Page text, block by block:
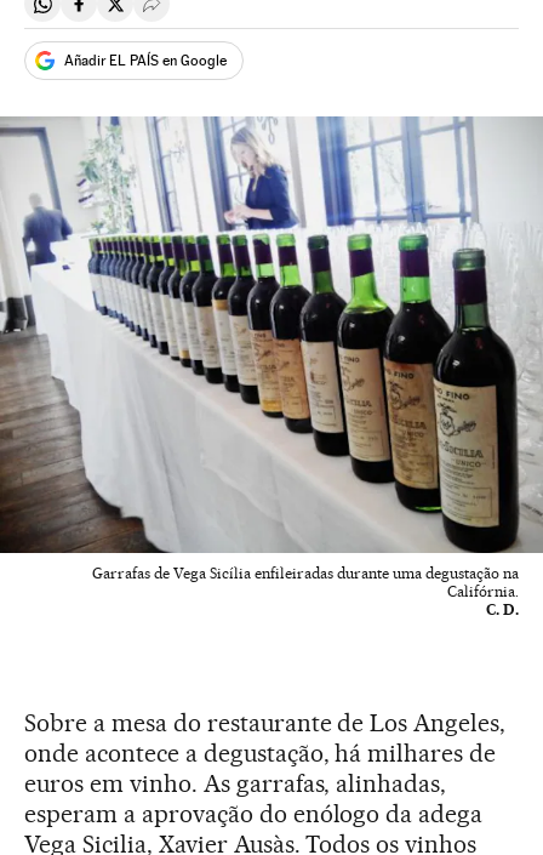
Compartir en Whatsapp
Compartir en Facebook
Compartir en Twitter
Desplegar Redes Sociales
Añadir EL PAÍS en Google
Garrafas de Vega Sicília enfileiradas durante uma degustação na
Califórnia.
C. D.
Sobre a mesa do restaurante de Los Angeles,
onde acontece a degustação, há milhares de
euros em vinho. As garrafas, alinhadas,
esperam a aprovação do enólogo da adega
Vega Sicilia, Xavier Ausàs. Todos os vinhos